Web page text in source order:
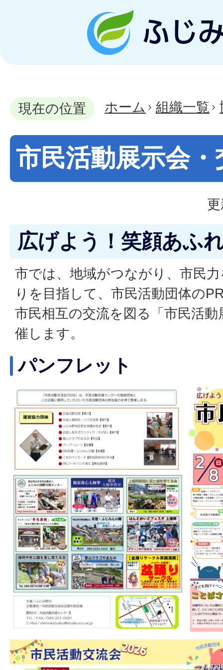
現在の位置 ホーム 組織一覧
市民活動展示会
広げよう！笑顔あふ
市では、地域がつながり、市民
りを目指して、市民活動団体の
市民相互の交流を図る「市民活
催します。
パンフレット